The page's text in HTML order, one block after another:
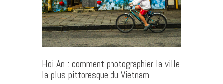
Hoi An : comment photographier la ville
la plus pittoresque du Vietnam